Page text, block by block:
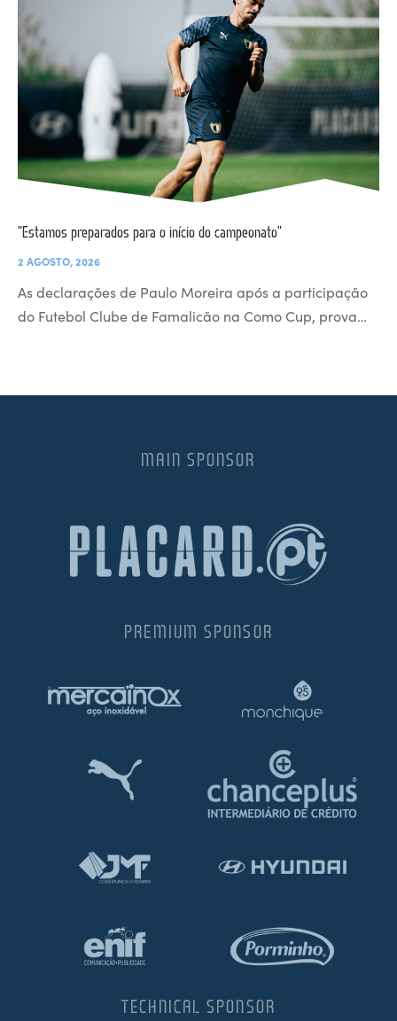
“Estamos preparados para o início do campeonato”
2 AGOSTO, 2026
As declarações de Paulo Moreira após a participação
do Futebol Clube de Famalicão na Como Cup, prova…
MAIN SPONSOR
PREMIUM SPONSOR
TECHNICAL SPONSOR